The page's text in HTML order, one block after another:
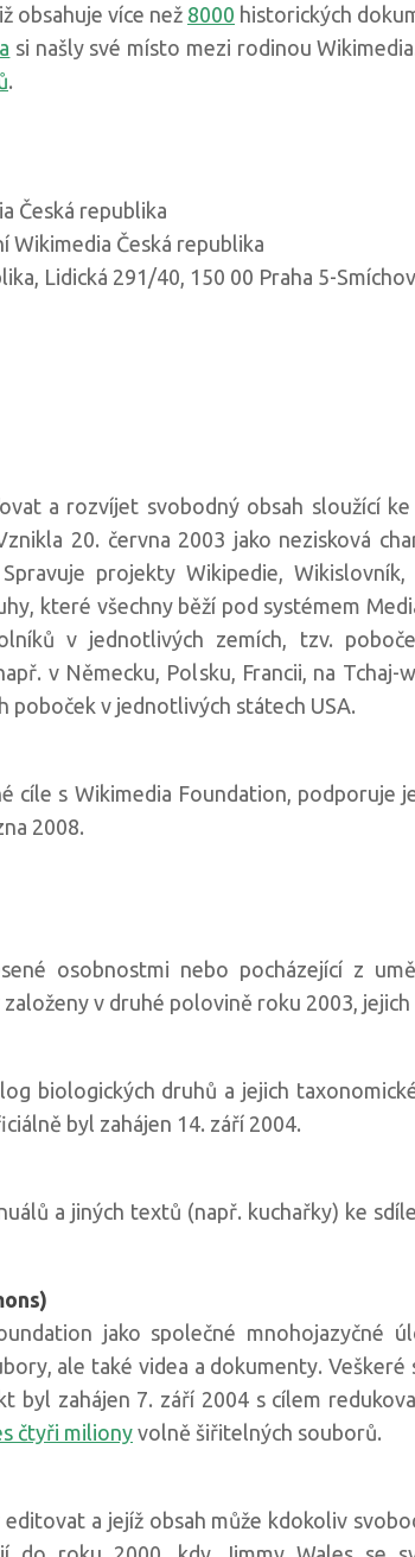
obsahuje více než 8000 historických
si našly své místo mezi rodinou
.
Česká republika
Wikimedia Česká republika
Lidická 291/40, 150 00 Praha 5-Smíchov
a rozvíjet svobodný obsah sloužící
20. června 2003 jako nezisková
projekty Wikipedie,
které všechny běží pod systémem
v jednotlivých zemích, tzv.
v Německu, Polsku, Francii, na
poboček v jednotlivých státech USA.
cíle s Wikimedia Foundation,
2008.
osobnostmi nebo pocházející z
v druhé polovině roku 2003, jejich
biologických druhů a jejich
byl zahájen 14. září 2004.
a jiných textů (např. kuchařky) ke
jako společné mnohojazyčné
ale také videa a dokumenty.
byl zahájen 7. září 2004 s cílem
čtyři milionyvolně šiřitelných souborů.
a jejíž obsah může kdokoliv